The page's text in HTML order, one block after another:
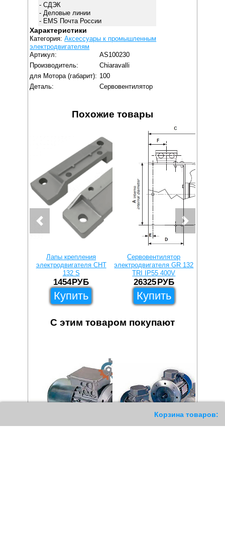
Корзина товаров:
- СДЭК
- Деловые линии
- EMS Почта России
Характеристики
Категория:Аксессуары к промышленным
электродвигателям
Артикул:
AS100230
Производитель:
Chiaravalli
для Мотора (габарит): 100
Деталь:
Сервовентилятор
Похожие товары
Лапы крепления
электродвигателя CHT
132 S
1454РУБ
Купить
Сервовентилятор
электродвигателя GR 132
TRI IP55 400V
26325РУБ
Купить
С этим товаром покупают